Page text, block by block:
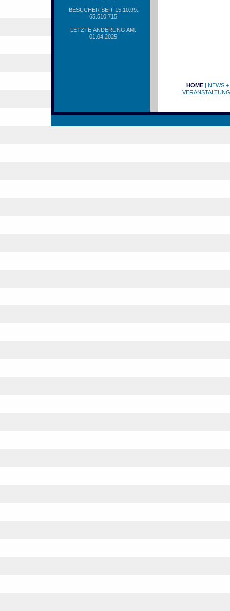
BESUCHER SEIT 15.10.99:
65.510.715
LETZTE ÄNDERUNG AM:
01.04.2025
HOME| NEWS